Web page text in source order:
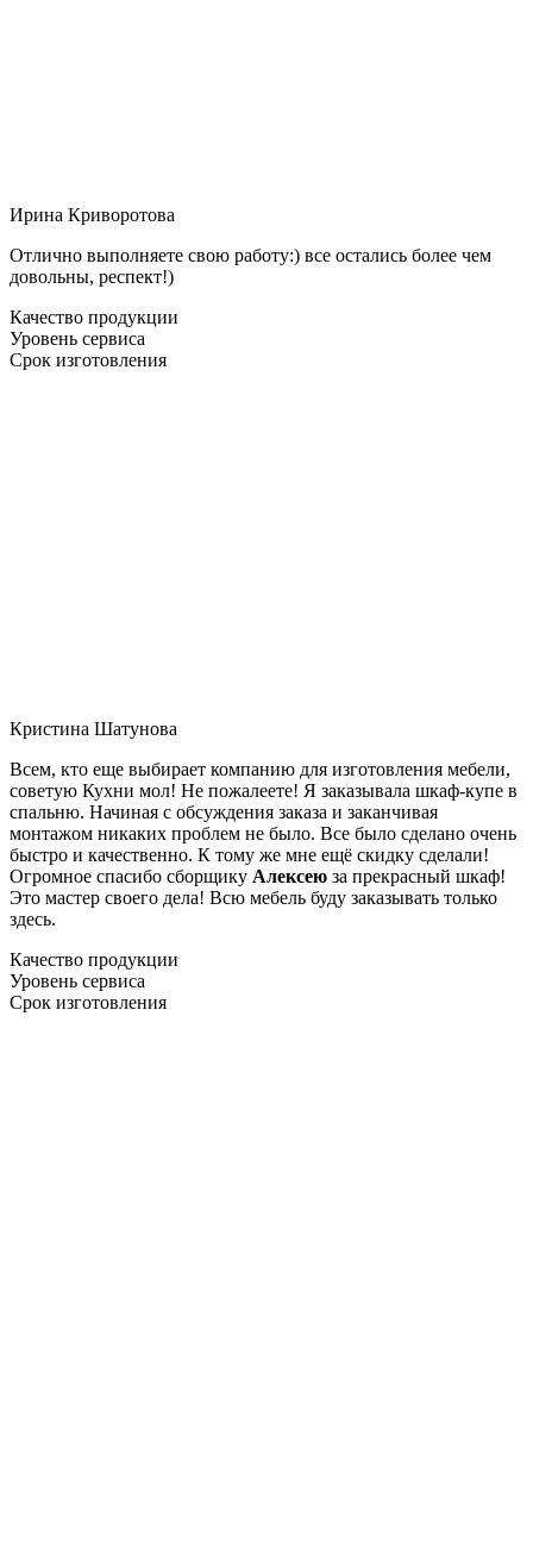
Ирина Криворотова
Отлично выполняете свою работу:) все остались более чем
довольны, респект!)
Качество продукции
Уровень сервиса
Срок изготовления
Кристина Шатунова
Всем, кто еще выбирает компанию для изготовления мебели,
советую Кухни мол! Не пожалеете! Я заказывала шкаф-купе в
спальню. Начиная с обсуждения заказа и заканчивая
монтажом никаких проблем не было. Все было сделано очень
быстро и качественно. К тому же мне ещё скидку сделали!
Огромное спасибо сборщику Алексею за прекрасный шкаф!
Это мастер своего дела! Всю мебель буду заказывать только
здесь.
Качество продукции
Уровень сервиса
Срок изготовления